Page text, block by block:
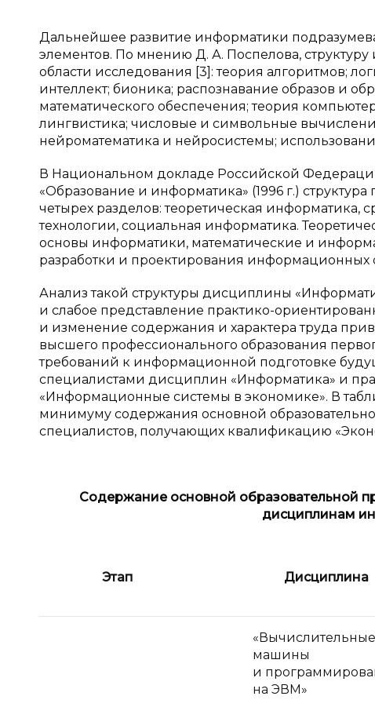
Дальнейшее развитие информатики
элементов. По мнению Д. А. Поспелова,
области исследования [3]: теория алгоритмов;
интеллект; бионика; распознавание образов и
математического обеспечения; теория
лингвистика; числовые и символьные
нейроматематика и нейросистемы;
В Национальном докладе Российской
«Образование и информатика» (1996 г.)
четырех разделов: теоретическая
технологии, социальная информатика.
основы информатики, математические и
разработки и проектирования информационных
Анализ такой структуры дисциплины
и слабое представление практико-
и изменение содержания и характера труда
высшего профессионального образования
требований к информационной подготовке
специалистами дисциплин «Информатика» и
«Информационные системы в экономике». В
минимуму содержания основной
специалистов, получающих квалификацию
Содержание основной образовательной
дисциплинам
Этап Дисциплина
«Вычислительные
машины
и
на ЭВМ»